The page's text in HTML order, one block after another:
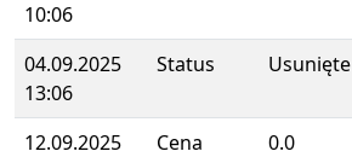
10:06
04.09.2025
13:06
Status Usunięte
12.09.2025
Cena 0.0